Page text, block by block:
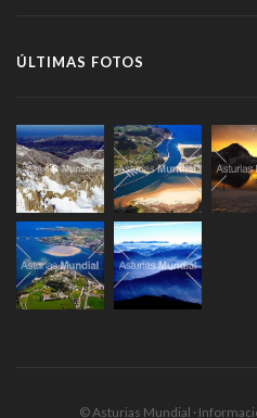
ÚLTIMAS FOTOS
© Asturias Mundial ·